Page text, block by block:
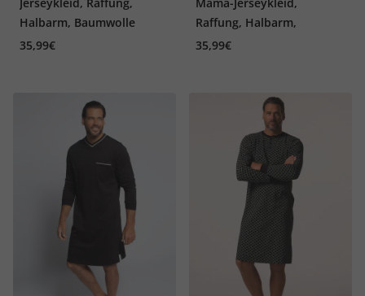
Halbarm, Baumwolle
35,99€
Raffung, Halbarm,
35,99€